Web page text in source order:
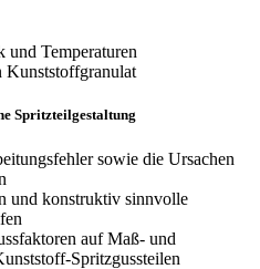
Temperaturen
Kunststoffgranulat
Spritzteilgestaltung
sowie die Ursachen
und konstruktiv sinnvolle
auf Maß- und
Spritzgussteilen